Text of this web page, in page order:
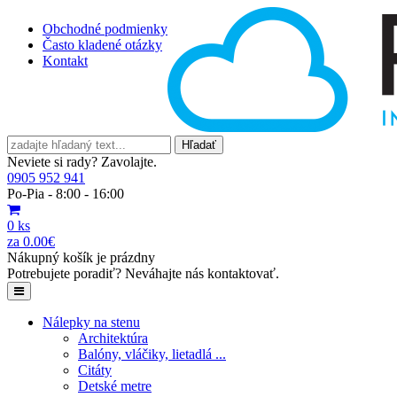
Obchodné podmienky
Často kladené otázky
Kontakt
Hľadať
Neviete si rady? Zavolajte.
0905 952 941
Po-Pia - 8:00 - 16:00
0 ks
za 0.00€
Nákupný košík je prázdny
Potrebujete poradiť? Neváhajte nás kontaktovať.
Nálepky na stenu
Architektúra
Balóny, vláčiky, lietadlá ...
Citáty
Detské metre